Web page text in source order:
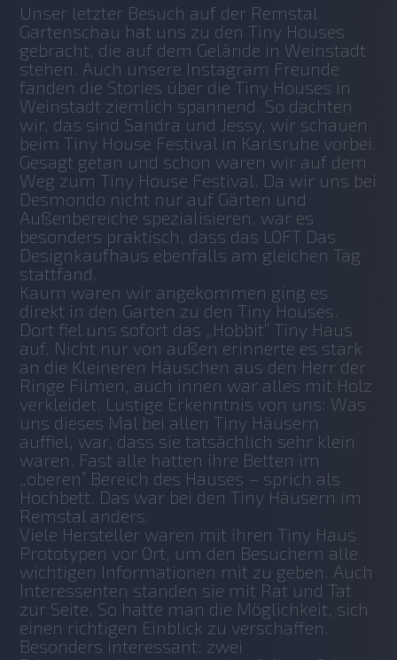
Unser letzter Besuch auf der Remstal
Gartenschau hat uns zu den Tiny Houses
gebracht, die auf dem Gelände in Weinstadt
stehen. Auch unsere Instagram Freunde
fanden die Stories über die Tiny Houses in
Weinstadt ziemlich spannend. So dachten
wir, das sind Sandra und Jessy, wir schauen
beim Tiny House Festival in Karlsruhe vorbei.
Gesagt getan und schon waren wir auf dem
Weg zum Tiny House Festival. Da wir uns bei
Desmondo nicht nur auf Gärten und
Außenbereiche spezialisieren, war es
besonders praktisch, dass das LOFT Das
Designkaufhaus ebenfalls am gleichen Tag
stattfand.
Kaum waren wir angekommen ging es
direkt in den Garten zu den Tiny Houses.
Dort fiel uns sofort das „Hobbit“ Tiny Haus
auf. Nicht nur von außen erinnerte es stark
an die Kleineren Häuschen aus den Herr der
Ringe Filmen, auch innen war alles mit Holz
verkleidet. Lustige Erkenntnis von uns: Was
uns dieses Mal bei allen Tiny Häusern
auffiel, war, dass sie tatsächlich sehr klein
waren. Fast alle hatten ihre Betten im
„oberen” Bereich des Hauses – sprich als
Hochbett. Das war bei den Tiny Häusern im
Remstal anders.
Viele Hersteller waren mit ihren Tiny Haus
Prototypen vor Ort, um den Besuchern alle
wichtigen Informationen mit zu geben. Auch
Interessenten standen sie mit Rat und Tat
zur Seite. So hatte man die Möglichkeit, sich
einen richtigen Einblick zu verschaffen.
Besonders interessant: zwei